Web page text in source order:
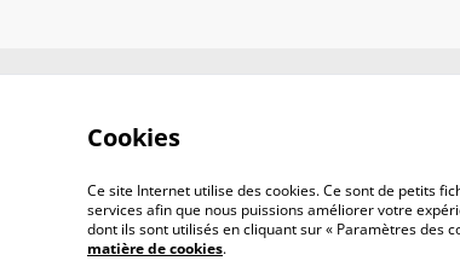
©2026Sun-Lau.bijoux
Cookies
Ce site Internet utilise des cookies. Ce sont de petits
services afin que nous puissions améliorer votre
dont ils sont utilisés en cliquant sur « Paramètres des
matière de cookies.